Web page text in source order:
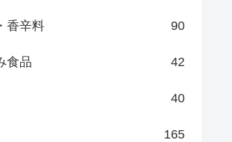
香辛料 90
食品 42
40
165